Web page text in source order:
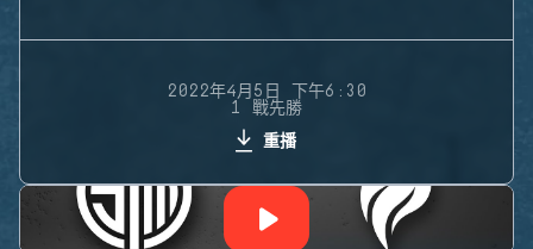
2022年4月5日 下午6:30
1 戰先勝
重播